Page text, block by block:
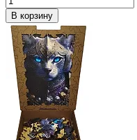
В корзину